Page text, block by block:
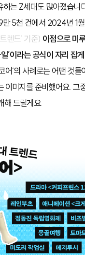
는 Z세대도 많아졌습니
만 5천 건에서 2024년 1
렌드’ 기준) 이점으로 미
’이라는 공식이 자리 잡
어’의 사례로는 어떤 것
이미지를 준비했어요. 그
해 드릴게요.